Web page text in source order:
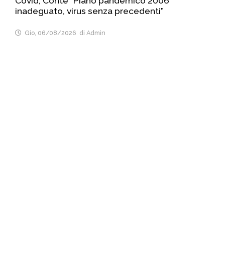
inadeguato, virus senza precedenti”
Gio, 06/08/2026 di Admin